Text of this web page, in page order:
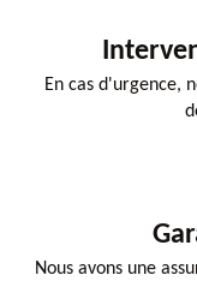
En cas d'urgence,
Nous avons une